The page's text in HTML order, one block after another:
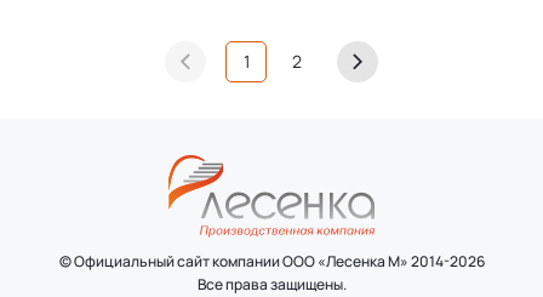
1 2
© Официальный сайт компании ООО «Лесенка М» 2014-2026
Все права защищены.